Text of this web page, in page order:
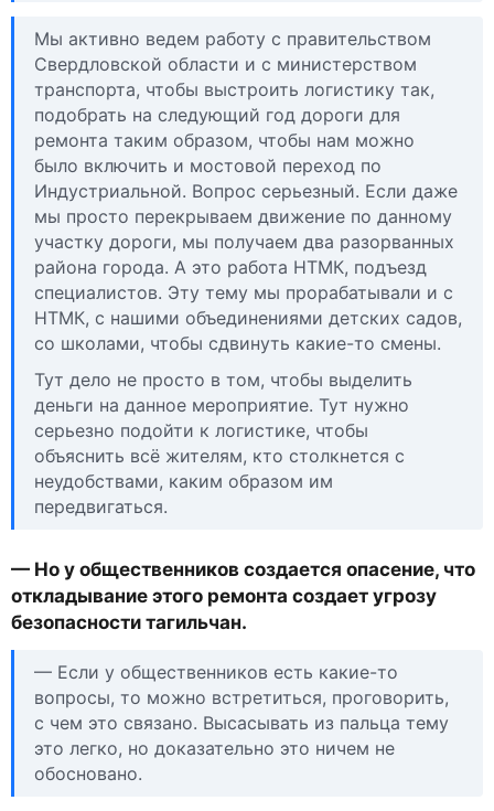
Мы активно ведем работу с правительством
Свердловской области и с министерством
транспорта, чтобы выстроить логистику так,
подобрать на следующий год дороги для
ремонта таким образом, чтобы нам можно
было включить и мостовой переход по
Индустриальной. Вопрос серьезный. Если даже
мы просто перекрываем движение по данному
участку дороги, мы получаем два разорванных
района города. А это работа НТМК, подъезд
специалистов. Эту тему мы прорабатывали и с
НТМК, с нашими объединениями детских садов,
со школами, чтобы сдвинуть какие-то смены.
Тут дело не просто в том, чтобы выделить
деньги на данное мероприятие. Тут нужно
серьезно подойти к логистике, чтобы
объяснить всё жителям, кто столкнется с
неудобствами, каким образом им
передвигаться.
— Но у общественников создается опасение, что
откладывание этого ремонта создает угрозу
безопасности тагильчан.
— Если у общественников есть какие-то
вопросы, то можно встретиться, проговорить,
с чем это связано. Высасывать из пальца тему
это легко, но доказательно это ничем не
обосновано.